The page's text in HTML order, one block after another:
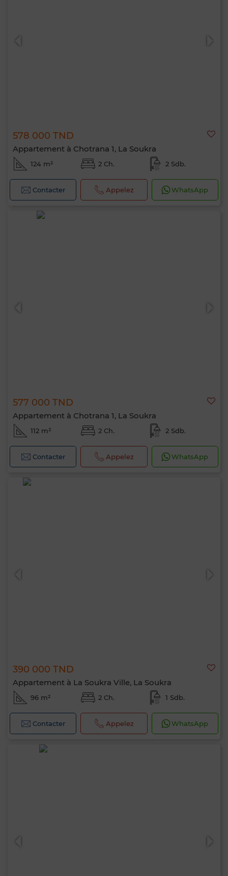
578 000 TND
Appartement à Chotrana 1, La Soukra
124 m² 2 Ch. 2 Sdb.
Contacter Appelez WhatsApp
577 000 TND
Appartement à Chotrana 1, La Soukra
112 m² 2 Ch. 2 Sdb.
Contacter Appelez WhatsApp
390 000 TND
Appartement à La Soukra Ville, La Soukra
96 m² 2 Ch. 1 Sdb.
Contacter Appelez WhatsApp